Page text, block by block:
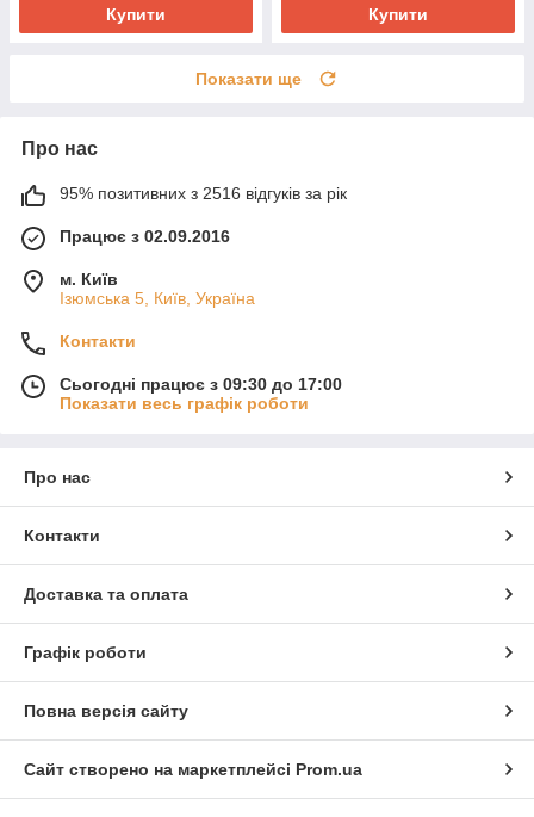
Купити Купити
Показати ще
Про нас
95% позитивних з 2516 відгуків за рік
Працює з 02.09.2016
м. Київ
Ізюмська 5, Київ, Україна
Контакти
Сьогодні працює з 09:30 до 17:00
Показати весь графік роботи
Про нас
Контакти
Доставка та оплата
Графік роботи
Повна версія сайту
Сайт створено на маркетплейсі Prom.ua